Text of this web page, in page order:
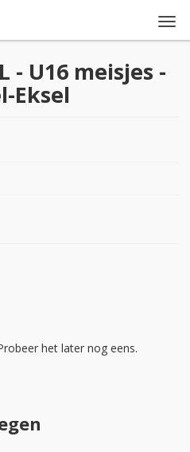
- U16 meisjes -
Eksel
het later nog eens.